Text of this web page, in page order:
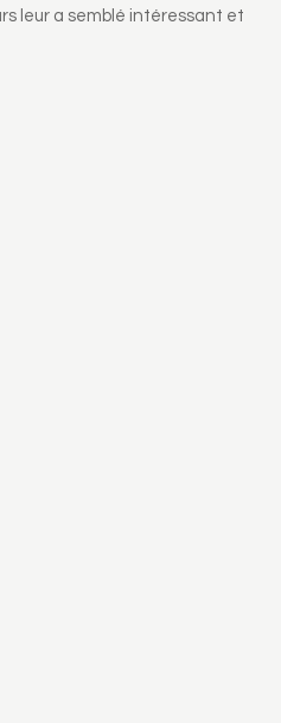
leur a semblé intéressant et